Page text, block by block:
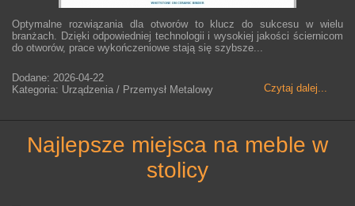
Optymalne rozwiązania dla otworów to klucz do sukcesu w wielu
branżach. Dzięki odpowiedniej technologii i wysokiej jakości ściernicom
do otworów, prace wykończeniowe stają się szybsze...
Czytaj dalej...
Dodane: 2026-04-22
Kategoria: Urządzenia / Przemysł Metalowy
najlepsze miejsca na meble w
stolicy